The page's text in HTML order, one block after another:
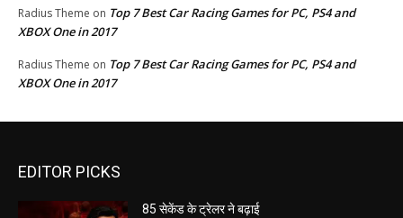
Radius Theme on Top 7 Best Car Racing Games for PC, PS4 and
XBOX One in 2017
Radius Theme on Top 7 Best Car Racing Games for PC, PS4 and
XBOX One in 2017
EDITOR PICKS
85 सेकेंड के ट्रेलर ने बढ़ाई